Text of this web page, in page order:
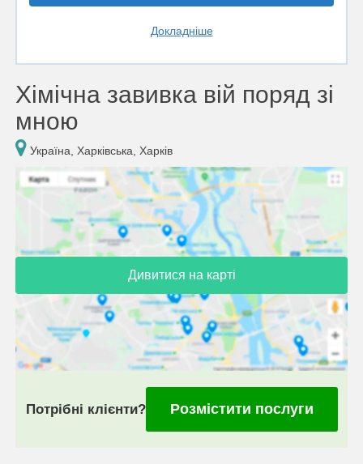
Докладніше
Хімічна завивка вій поряд зі
мною
Україна, Харківська, Харків
Дивитися на карті
Потрібні клієнти? Розмістити послуги